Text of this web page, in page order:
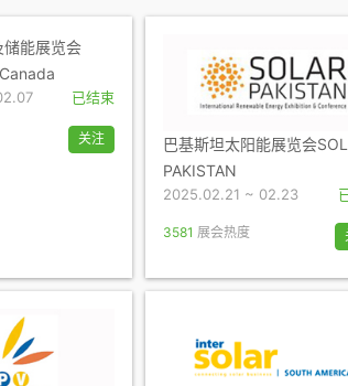
能展览会
已结束
关注
巴基斯坦太阳能展览会
PAKISTAN
2025.02.21 ~ 02.23
3581 展会热度